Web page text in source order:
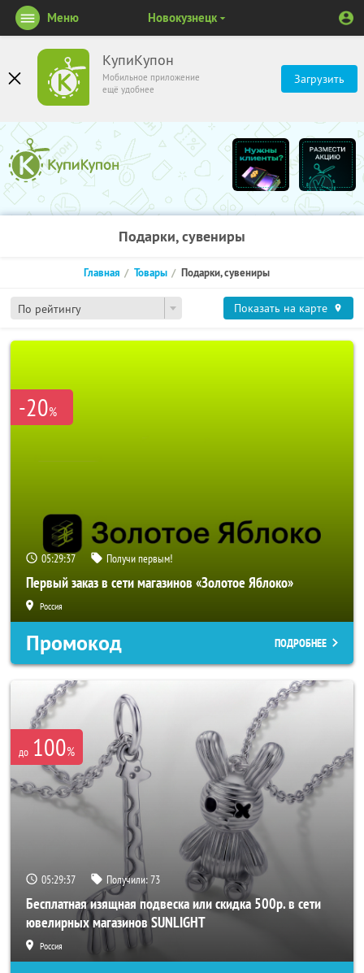
КупиКупон
Мобильное приложение
ещё удобнее
Загрузить
Меню Новокузнецк
Подарки, сувениры
По рейтингу
Главная Товары Подарки, сувениры
Показать на карте
-20%
05:29:36 Получи первым!
Первый заказ в сети магазинов «Золотое Яблоко»
Россия
Промокод ПОДРОБНЕЕ
до 100%
05:29:36 Получили:73
Бесплатная изящная подвеска или скидка 500р. в сети
ювелирных магазинов SUNLIGHT
Россия